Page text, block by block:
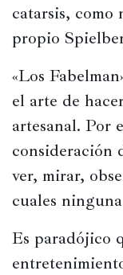
catarsis,
propio
«Los
el arte de
artesanal. Por
consideración
ver, mirar,
cuales
Es paradójico